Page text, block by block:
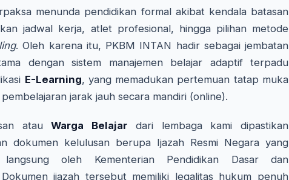
menunda pendidikan formal akibat kendala batasan
jadwal kerja, atlet profesional, hingga pilihan metode
. Oleh karena itu, PKBM INTAN hadir sebagai jembatan
dengan sistem manajemen belajar adaptif terpadu
E-Learning, yang memadukan pertemuan tatap muka
jarak jauh secara mandiri (online).
atauWarga Belajar dari lembaga kami dipastikan
dokumen kelulusan berupa Ijazah Resmi Negara yang
langsung oleh Kementerian Pendidikan Dasar dan
ijazah tersebut memiliki legalitas hukum penuh